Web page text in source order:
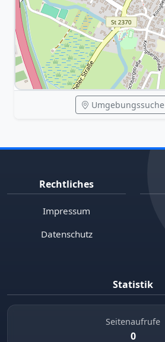
Umgebungssuche
Rechtliches
Impressum
Datenschutz
Statistik
Seitenaufrufe
0